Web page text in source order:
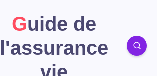
Guide de
l'assurance
vie